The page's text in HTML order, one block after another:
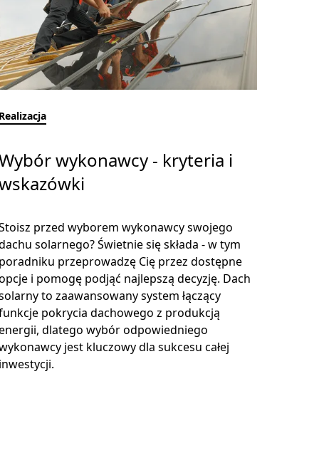
Realizacja
wykonawcy - kryteria i
przed wyborem wykonawcy swojego
solarnego? Świetnie się składa - w tym
poradniku przeprowadzę Cię przez dostępne
i pomogę podjąć najlepszą decyzję. Dach
to zaawansowany system łączący
pokrycia dachowego z produkcją
dlatego wybór odpowiedniego
jest kluczowy dla sukcesu całej
inwestycji.